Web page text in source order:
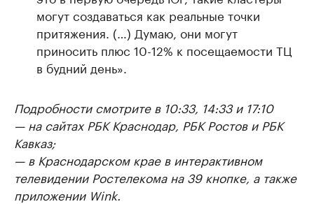
могут создаваться как реальные точки
притяжения. (…) Думаю, они могут
приносить плюс 10-12% к посещаемости ТЦ
в будний день».
Подробности смотрите в 10:33, 14:33 и 17:10
— на сайтах РБК Краснодар, РБК Ростов и РБК
Кавказ;
— в Краснодарском крае в интерактивном
телевидении Ростелекома на 39 кнопке, а также
приложении Wink.